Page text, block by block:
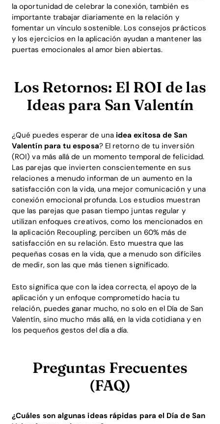
la oportunidad de celebrar la conexión, también es
importante trabajar diariamente en la relación y
fomentar un vínculo sostenible. Los consejos prácticos
y los ejercicios en la aplicación ayudan a mantener las
puertas emocionales al amor bien abiertas.
Los Retornos: El ROI de las
Ideas para San Valentín
¿Qué puedes esperar de unaidea exitosa de San
Valentín para tu esposa? El retorno de tu inversión
(ROI) va más allá de un momento temporal de felicidad.
Las parejas que invierten conscientemente en sus
relaciones a menudo informan de un aumento en la
satisfacción con la vida, una mejor comunicación y una
conexión emocional profunda. Los estudios muestran
que las parejas que pasan tiempo juntas regular y
utilizan enfoques creativos, como los mencionados en
la aplicación Recoupling, perciben un 60% más de
satisfacción en su relación. Esto muestra que las
pequeñas cosas en la vida, que a menudo son difíciles
de medir, son las que más tienen significado.
Esto significa que con la idea correcta, el apoyo de la
aplicación y un enfoque comprometido hacia tu
relación, puedes ganar mucho, no solo en el Día de San
Valentín, sino mucho más allá, en la vida cotidiana y en
los pequeños gestos del día a día.
Preguntas Frecuentes
(FAQ)
¿Cuáles son algunas ideas rápidas para el Día de San